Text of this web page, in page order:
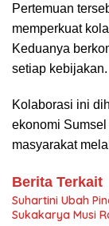
Pertemuan
memperkuat
Keduanya
setiap kebijakan.
Kolaborasi ini
ekonomi
masyarakat
Berita Terkait
Suhartini Ubah
Sukakarya Musi